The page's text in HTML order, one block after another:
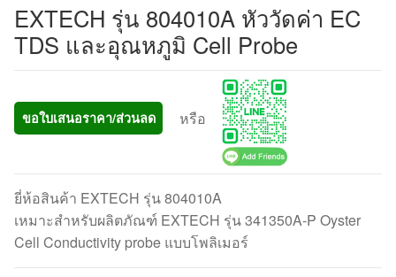
EXTECH รุ่น 804010A หัววัดค่า EC
TDS และอุณหภูมิ Cell Probe
ขอใบเสนอราคา/ส่วนลด หรือ
ยี่ห้อสินค้า EXTECH รุ่น 804010A
เหมาะสำหรับผลิตภัณฑ์ EXTECH รุ่น 341350A-P Oyster
Cell Conductivity probe แบบโพลิเมอร์